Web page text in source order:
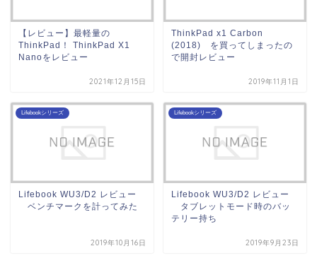
【レビュー】最軽量の
ThinkPad！ ThinkPad X1
Nanoをレビュー
2021年12月15日
ThinkPad x1 Carbon
(2018) を買ってしまったの
で開封レビュー
2019年11月1日
Lifebookシリーズ
Lifebook WU3/D2 レビュー
ベンチマークを計ってみた
2019年10月16日
Lifebookシリーズ
Lifebook WU3/D2 レビュー
タブレットモード時のバッ
テリー持ち
2019年9月23日